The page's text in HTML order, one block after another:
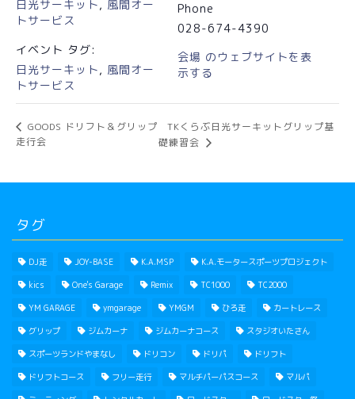
日光サーキット , 風間オー
トサービス
イベント タグ:
日光サーキット , 風間オー
トサービス
Phone
028-674-4390
会場 のウェブサイトを表
示する
GOODS ドリフト＆グリップ
走行会
TKくらぶ日光サーキットグリップ基
礎練習会
タグ
DJ走 JOY-BASE K.A.MSP K.A.モータースポーツプロジェクト
kics One's Garage Remix TC1000 TC2000
YM GARAGE ymgarage YMGM ひろ走 カートレース
グリップ ジムカーナ ジムカーナコース スタジオいたさん
スポーツランドやまなし ドリコン ドリパ ドリフト
ドリフトコース フリー走行 マルチパーパスコース マルパ